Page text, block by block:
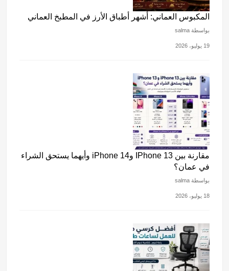
المكبوس العماني: أشهر أطباق الأرز في المطبخ العماني
بواسطة salma
19 يوليو، 2026
مقارنة بين IPhone 13 وiPhone 14 وأيهما يستحق الشراء
في عمان؟
بواسطة salma
18 يوليو، 2026